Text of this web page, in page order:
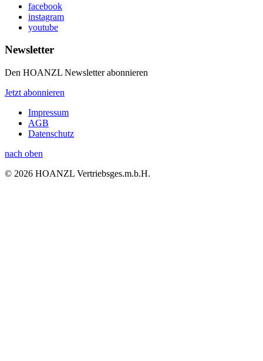
facebook
instagram
youtube
Newsletter
Den HOANZL Newsletter abonnieren
Jetzt abonnieren
Impressum
AGB
Datenschutz
nach oben
© 2026 HOANZL Vertriebsges.m.b.H.